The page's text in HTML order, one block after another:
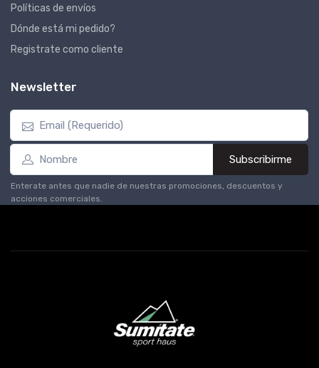
Políticas de envíos
Dónde está mi pedido?
Registrate como cliente
Newsletter
Subscribirme
Enterate antes que nadie de nuestras promociones, descuentos y
acciones comerciales.